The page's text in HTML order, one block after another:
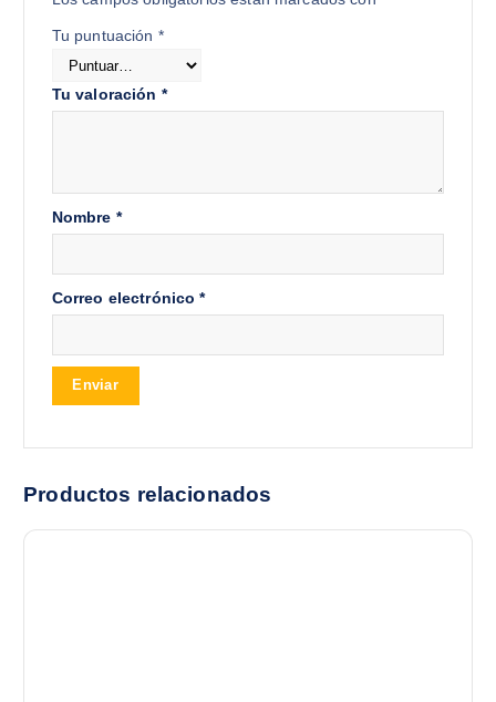
Tu puntuación *
Tu valoración *
Nombre *
Correo electrónico*
Productos relacionados